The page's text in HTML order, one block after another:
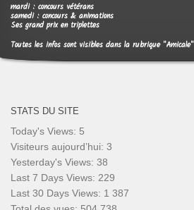
mardi : concours vétérans
samedi : concours & animations
Ses grand prix en triplettes
Toutes les infos sont visibles dans la rubrique "Amicale"
STATS DU SITE
Today's Views: 5
Visiteurs aujourd’hui: 3
Yesterday's Views: 38
Last 7 Days Views: 229
Last 30 Days Views: 1 387